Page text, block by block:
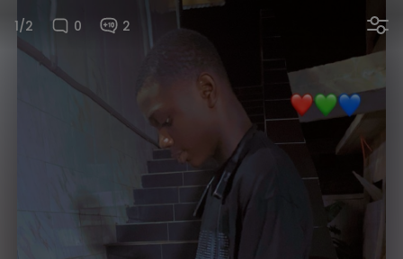
1/2 0 2